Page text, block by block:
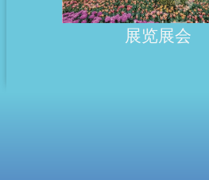
24小时无
展览展会